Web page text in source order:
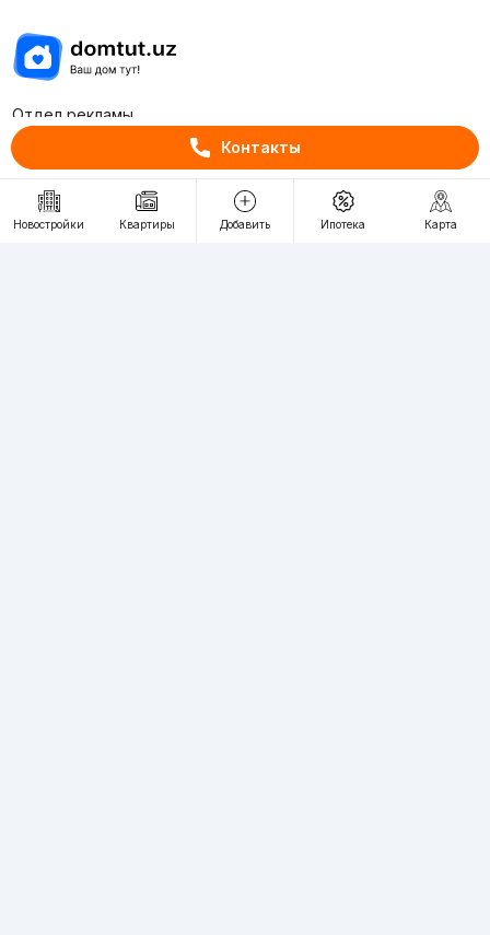
Контакты
Новостройки Квартиры Добавить Ипотека Карта
Отдел рекламы
+998 (78) 113-20-86
+998 (93) 390-30-10
Пн-Пт. С 9:30 до 18:00